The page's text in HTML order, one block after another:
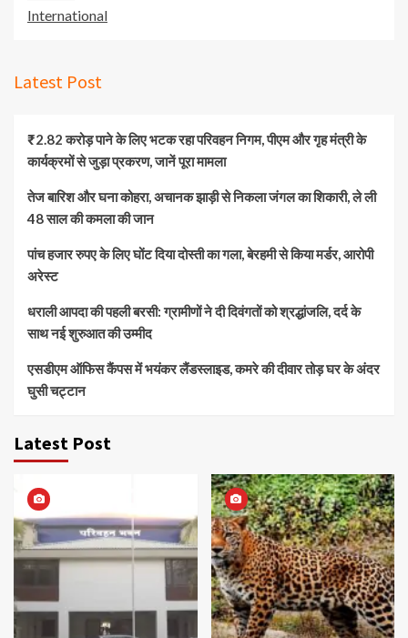
International
Latest Post
₹2.82 करोड़ पाने के लिए भटक रहा परिवहन निगम, पीएम और गृह मंत्री के
कार्यक्रमों से जुड़ा प्रकरण, जानें पूरा मामला
तेज बारिश और घना कोहरा, अचानक झाड़ी से निकला जंगल का शिकारी, ले ली
48 साल की कमला की जान
पांच हजार रुपए के लिए घोंट दिया दोस्ती का गला, बेरहमी से किया मर्डर, आरोपी
अरेस्ट
धराली आपदा की पहली बरसी: ग्रामीणों ने दी दिवंगतों को श्रद्धांजलि, दर्द के
साथ नई शुरुआत की उम्मीद
एसडीएम ऑफिस कैंपस में भयंकर लैंडस्लाइड, कमरे की दीवार तोड़ घर के अंदर
घुसी चट्टान
Latest Post